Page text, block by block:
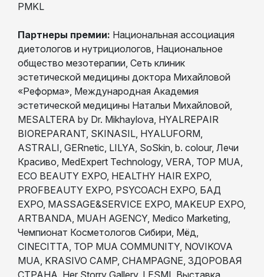
PMKL
Партнеры премии: Национальная ассоциация
диетологов и нутрициологов, Национальное
общество мезотерапии, Сеть клиник
эстетической медицины доктора Михайловой
«Реформа», Международная Академия
эстетической медицины Натальи Михайловой,
MESALTERA by Dr. Mikhaylova, HYALREPAIR
BIOREPARANT, SKINASIL, HYALUFORM,
ASTRALI, GERnetic, LILYA, SoSkin, b. colour, Лечи
Красиво, MedExpert Technology, VERA, TOP MUA,
ECO BEAUTY EXPO, HEALTHY HAIR EXPO,
PROFBEAUTY EXPO, PSYCOACH EXPO, БАД
EXPO, MASSAGE&SERVICE EXPO, MAKEUP EXPO,
ARTBANDA, MUAH AGENCY, Medico Marketing,
Чемпионат Косметологов Сибири, Мёд,
CINECITTA, TOP MUA COMMUNITY, NOVIKOVA
MUA, KRASIVO CAMP, CHAMPAGNE, ЗДОРОВАЯ